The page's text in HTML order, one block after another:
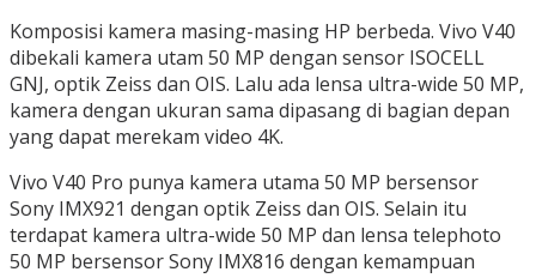
Komposisi kamera masing-masing HP berbeda. Vivo V40
dibekali kamera utam 50 MP dengan sensor ISOCELL
GNJ, optik Zeiss dan OIS. Lalu ada lensa ultra-wide 50 MP,
kamera dengan ukuran sama dipasang di bagian depan
yang dapat merekam video 4K.
Vivo V40 Pro punya kamera utama 50 MP bersensor
Sony IMX921 dengan optik Zeiss dan OIS. Selain itu
terdapat kamera ultra-wide 50 MP dan lensa telephoto
50 MP bersensor Sony IMX816 dengan kemampuan